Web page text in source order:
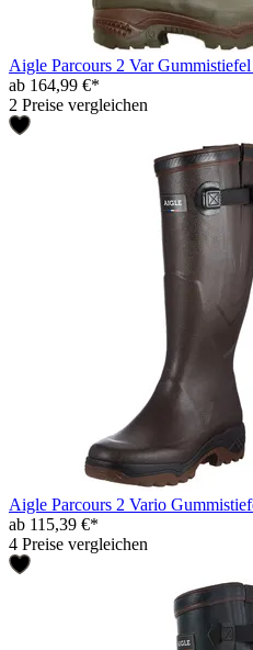
Aigle Parcours 2 Var
ab 164,99 €*
2 Preise vergleichen
Aigle Parcours 2 Vario
ab 115,39 €*
4 Preise vergleichen